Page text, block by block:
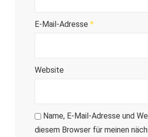
E-Mail-Adresse *
Website
Name, E-Mail-Adresse und
diesem Browser für meinen